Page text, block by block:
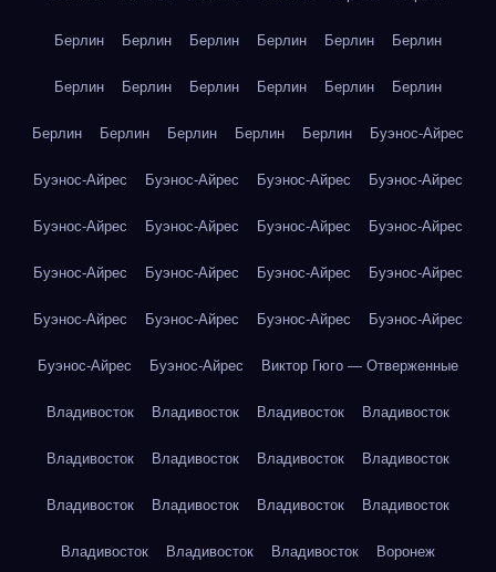
Берлин Берлин Берлин Берлин Берлин Берлин
Берлин Берлин Берлин Берлин Берлин Берлин
Берлин Берлин Берлин Берлин Берлин Буэнос-Айрес
Буэнос-Айрес Буэнос-Айрес Буэнос-Айрес Буэнос-Айрес
Буэнос-Айрес Буэнос-Айрес Буэнос-Айрес Буэнос-Айрес
Буэнос-Айрес Буэнос-Айрес Буэнос-Айрес Буэнос-Айрес
Буэнос-Айрес Буэнос-Айрес Буэнос-Айрес Буэнос-Айрес
Буэнос-Айрес Буэнос-Айрес Виктор Гюго — Отверженные
Владивосток Владивосток Владивосток Владивосток
Владивосток Владивосток Владивосток Владивосток
Владивосток Владивосток Владивосток Владивосток
Владивосток Владивосток Владивосток Воронеж